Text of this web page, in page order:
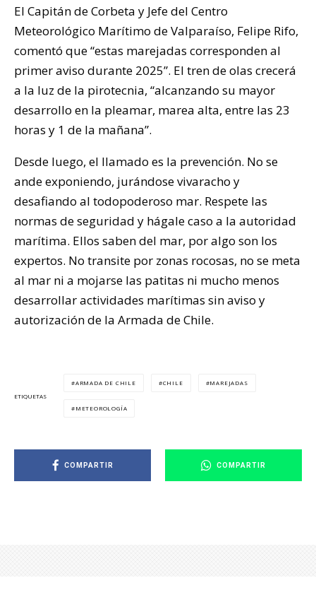
El Capitán de Corbeta y Jefe del Centro
Meteorológico Marítimo de Valparaíso, Felipe Rifo,
comentó que “estas marejadas corresponden al
primer aviso durante 2025”. El tren de olas crecerá
a la luz de la pirotecnia, “alcanzando su mayor
desarrollo en la pleamar, marea alta, entre las 23
horas y 1 de la mañana”.
Desde luego, el llamado es la prevención. No se
ande exponiendo, jurándose vivaracho y
desafiando al todopoderoso mar. Respete las
normas de seguridad y hágale caso a la autoridad
marítima. Ellos saben del mar, por algo son los
expertos. No transite por zonas rocosas, no se meta
al mar ni a mojarse las patitas ni mucho menos
desarrollar actividades marítimas sin aviso y
autorización de la Armada de Chile.
ETIQUETAS
ARMADA DE CHILE CHILE MAREJADAS
METEOROLOGÍA
COMPARTIR COMPARTIR